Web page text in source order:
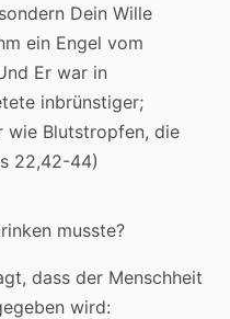
Dein Wille
ein Engel vom
Er war in
inbrünstiger;
wie Blutstropfen, die
22,42-44)
musste?
dass der Menschheit
wird: